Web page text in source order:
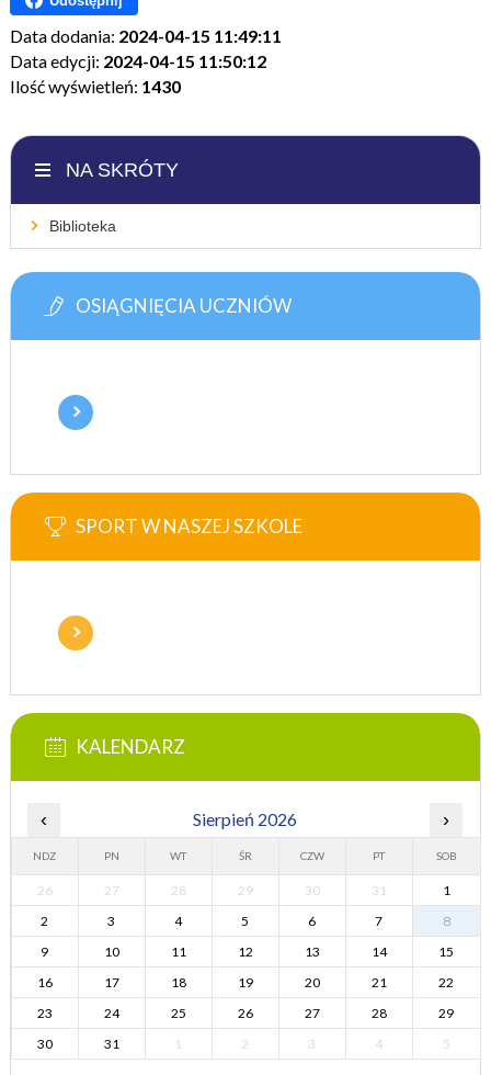
Data dodania: 2024-04-15 11:49:11
Data edycji: 2024-04-15 11:50:12
Ilość wyświetleń: 1430
NA SKRÓTY
Biblioteka
OSIĄGNIĘCIA UCZNIÓW
SPORT W NASZEJ SZKOLE
KALENDARZ
‹ Sierpień 2026 ›
NDZ PN WT ŚR CZW PT SOB
26 27 28 29 30 31
1
2
3 4 5 6 7
8
9
10 11 12 13 14
15
16
17 18 19 20 21
22
23
24 25 26 27 28
29
30
31 1 2 3 4 5